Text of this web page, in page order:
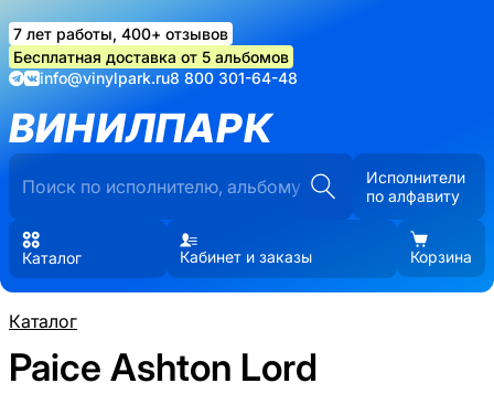
7 лет работы, 400+ отзывов
Бесплатная доставка от 5 альбомов
info@vinylpark.ru8 800 301-64-48
ВИНИЛПАРК
Исполнители
по алфавиту
Каталог Кабинет и заказы Корзина
Каталог
Paice Ashton Lord